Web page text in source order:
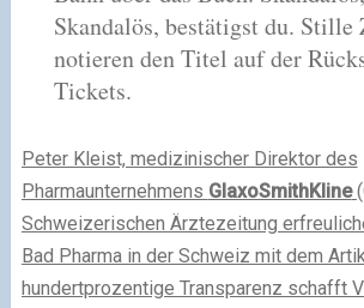
Skandalös, bestätigst du. Stille
notieren den Titel auf der
Tickets.
Peter Kleist, medizinischer Direktor des
Pharmaunternehmens GlaxoSmithKline
Schweizerischen Ärztezeitung
Bad Pharma in der Schweiz mit dem
hundertprozentige Transparenz schafft